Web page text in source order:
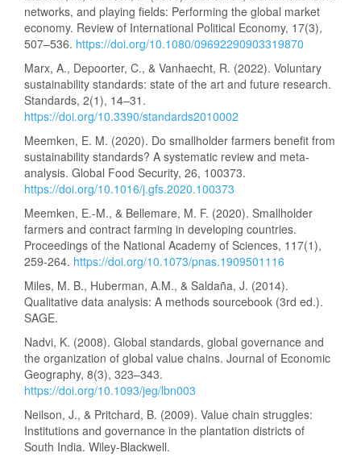
networks, and playing fields: Performing the global market
economy. Review of International Political Economy, 17(3),
507–536. https://doi.org/10.1080/09692290903319870
Marx, A., Depoorter, C., & Vanhaecht, R. (2022). Voluntary
sustainability standards: state of the art and future research.
Standards, 2(1), 14–31.
https://doi.org/10.3390/standards2010002
Meemken, E. M. (2020). Do smallholder farmers benefit from
sustainability standards? A systematic review and meta-
analysis. Global Food Security, 26, 100373.
https://doi.org/10.1016/j.gfs.2020.100373
Meemken, E.-M., & Bellemare, M. F. (2020). Smallholder
farmers and contract farming in developing countries.
Proceedings of the National Academy of Sciences, 117(1),
259-264. https://doi.org/10.1073/pnas.1909501116
Miles, M. B., Huberman, A.M., & Saldaña, J. (2014).
Qualitative data analysis: A methods sourcebook (3rd ed.).
SAGE.
Nadvi, K. (2008). Global standards, global governance and
the organization of global value chains. Journal of Economic
Geography, 8(3), 323–343.
https://doi.org/10.1093/jeg/lbn003
Neilson, J., & Pritchard, B. (2009). Value chain struggles:
Institutions and governance in the plantation districts of
South India. Wiley-Blackwell.